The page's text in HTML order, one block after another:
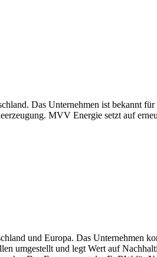
Das Unternehmen ist bekannt
MVV Energie setzt auf
und Europa. Das Unternehmen
umgestellt und legt Wert auf